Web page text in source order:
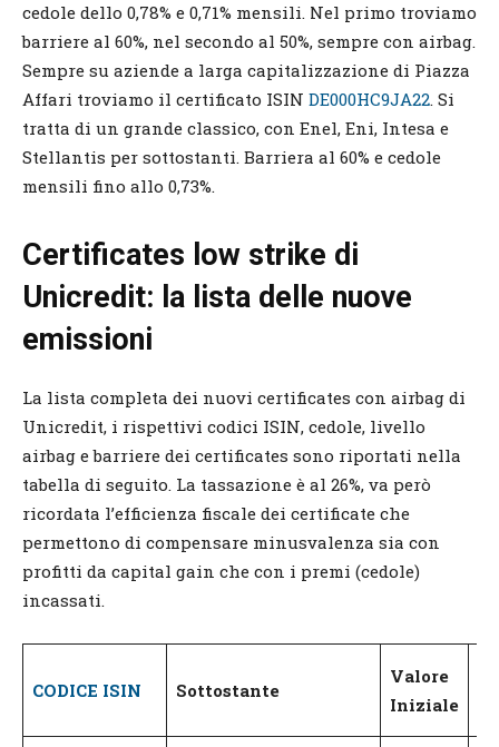
cedole dello 0,78% e 0,71% mensili. Nel primo troviamo
barriere al 60%, nel secondo al 50%, sempre con airbag.
Sempre su aziende a larga capitalizzazione di Piazza
Affari troviamo il certificato ISIN DE000HC9JA22. Si
tratta di un grande classico, con Enel, Eni, Intesa e
Stellantis per sottostanti. Barriera al 60% e cedole
mensili fino allo 0,73%.
Certificates low strike di
Unicredit: la lista delle nuove
emissioni
La lista completa dei nuovi certificates con airbag di
Unicredit, i rispettivi codici ISIN, cedole, livello
airbag e barriere dei certificates sono riportati nella
tabella di seguito. La tassazione è al 26%, va però
ricordata l’efficienza fiscale dei certificate che
permettono di compensare minusvalenza sia con
profitti da capital gain che con i premi (cedole)
incassati.
CODICE ISIN Sottostante
Valore
Iniziale